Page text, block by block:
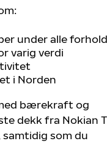
under alle forhold
varig verdi
i Norden
bærekraft og
dekk fra Nokian
som du